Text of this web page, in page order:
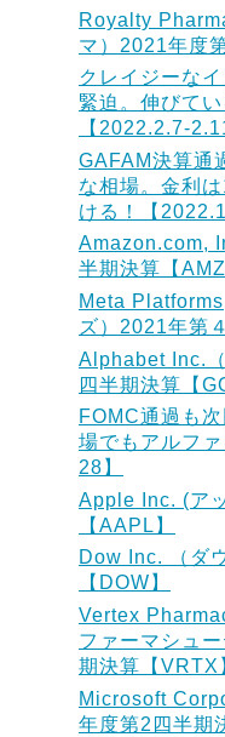
Royalty
マ）2021年度
クレイジーな
緊迫。伸びて
【2022.2.7-
GAFAM決算通
な相場。金利
ける！【
Amazon.com,
半期決算【
Meta
ズ）2021年第
Alphabet Inc.
四半期決算【
FOMC通過も
場でもアルフ
28】
Apple Inc. (ア
【AAPL】
Dow Inc. （ダ
【DOW】
Vertex
ファーマシュ
期決算【VRTX
Microsoft
年度第2四半期